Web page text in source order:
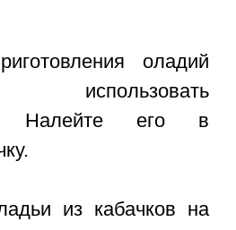
оладий
использовать
Налейте его в